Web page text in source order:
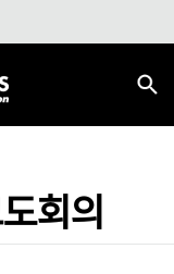
회의